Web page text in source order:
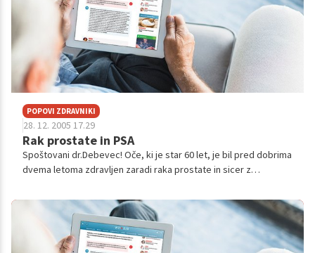
POPOVI ZDRAVNIKI
28. 12. 2005 17.29
Rak prostate in PSA
Spoštovani dr.Debevec! Oče, ki je star 60 let, je bil pred dobrima
dvema letoma zdravljen zaradi raka prostate in sicer z
vrednost S-PSA...